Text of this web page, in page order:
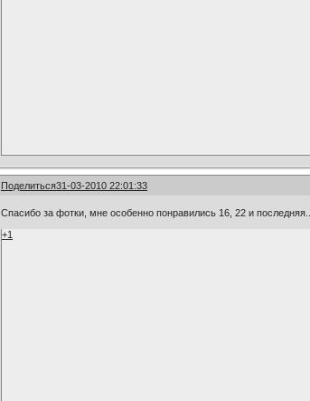
Поделиться31-03-2010 22:01:33
Спасибо за фотки, мне особенно понравились 16, 22 и последняя...
+1